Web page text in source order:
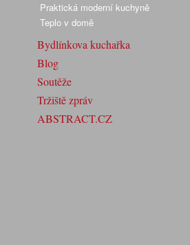
Praktická moderní kuchyně
Teplo v domě
Bydlínkova kuchařka
Blog
Soutěže
Tržiště zpráv
ABSTRACT.CZ